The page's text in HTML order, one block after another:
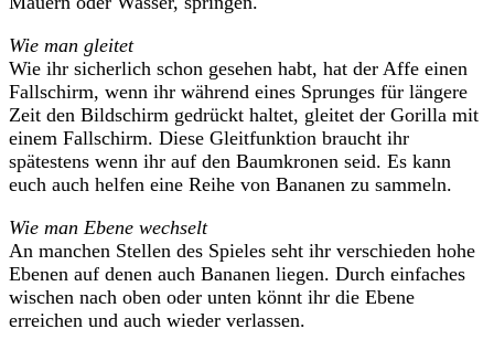
Wie man gleitet
Wie ihr sicherlich schon gesehen habt, hat der Affe einen
Fallschirm, wenn ihr während eines Sprunges für längere
Zeit den Bildschirm gedrückt haltet, gleitet der Gorilla mit
einem Fallschirm. Diese Gleitfunktion braucht ihr
spätestens wenn ihr auf den Baumkronen seid. Es kann
euch auch helfen eine Reihe von Bananen zu sammeln.
Wie man Ebene wechselt
An manchen Stellen des Spieles seht ihr verschieden hohe
Ebenen auf denen auch Bananen liegen. Durch einfaches
wischen nach oben oder unten könnt ihr die Ebene
erreichen und auch wieder verlassen.